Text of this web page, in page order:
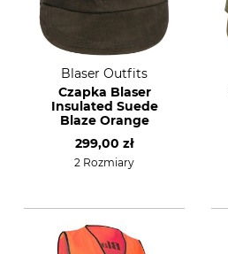
Blaser Outfits
Czapka Blaser
Insulated Suede
Blaze Orange
299,00 zł
2 Rozmiary